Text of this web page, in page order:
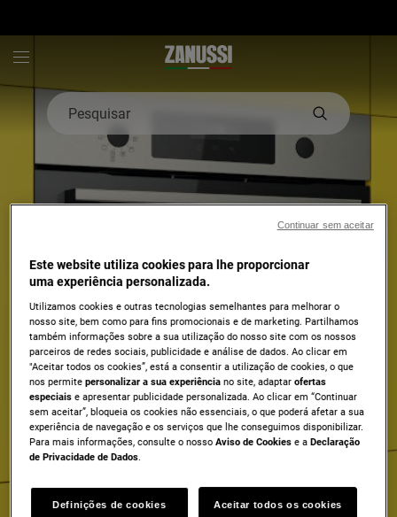
Pesquisar
Forno AirFry
Alimentos fritos no forno, de
forma saudável
Ver produto
Este website utiliza cookies para lhe proporcionar
uma experiência personalizada.
Utilizamos cookies e outras tecnologias semelhantes para melhorar o
nosso site, bem como para fins promocionais e de marketing. Partilhamos
também informações sobre a sua utilização do nosso site com os nossos
parceiros de redes sociais, publicidade e análise de dados. Ao clicar em
"Aceitar todos os cookies”, está a consentir a utilização de cookies, o que
nos permitepersonalizar a sua experiênciano site, adaptarofertas
especiaise apresentar publicidade personalizada. Ao clicar em “Continuar
sem aceitar”, bloqueia os cookies não essenciais, o que poderá afetar a sua
experiência de navegação e os serviços que lhe conseguimos disponibilizar.
Para mais informações, consulte o nossoAviso de Cookies e aDeclaração
de Privacidade de Dados.
Definições de cookies Aceitar todos os cookies
Continuar sem aceitar